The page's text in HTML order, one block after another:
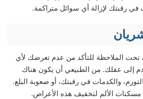
رقبتك لإزالة أي سوائل متراكمة.
الملاحظة للتأكد من عدم تعرضك لأي
إلى عقلك. من الطبيعي أن يكون هناك
والكدمات في رقبتك، أو صعوبة البلع.
الألم لتخفيف هذه الأعراض.